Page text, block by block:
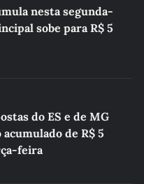
nesta segunda-
sobe para R$ 5
do ES e de MG
de R$ 5
feira